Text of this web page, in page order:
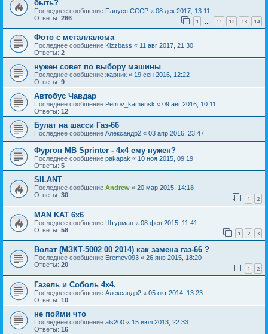
быть?
Последнее сообщение Папуся СССР « 08 дек 2017, 13:11
Ответы: 266 1 11 12 13 14
Фото с металлалома
Последнее сообщение Kizzbass « 11 авг 2017, 21:30
Ответы: 2
нужен совет по выбору машины
Последнее сообщение жарник « 19 сен 2016, 12:22
Ответы: 9
Автобус Чавдар
Последнее сообщение Petrov_kamensk « 09 авг 2016, 10:11
Ответы: 12
Булат на шасси Газ-66
Последнее сообщение Александр2 « 03 апр 2016, 23:47
Фургон MB Sprinter - 4x4 ему нужен?
Последнее сообщение pakapak « 10 ноя 2015, 09:19
Ответы: 5
SILANT
Последнее сообщение Andrew « 20 мар 2015, 14:18
Ответы: 30 1 2
MAN KAT 6х6
Последнее сообщение Штурман « 08 фев 2015, 11:41
Ответы: 58 1 2 3
Волат (МЗКТ-5002 00 2014) как замена газ-66 ?
Последнее сообщение Eremey093 « 26 янв 2015, 18:20
Ответы: 20 1 2
Газель и Соболь 4х4.
Последнее сообщение Александр2 « 05 окт 2014, 13:23
Ответы: 10
не пойми что
Последнее сообщение als200 « 15 июл 2013, 22:33
Ответы: 16